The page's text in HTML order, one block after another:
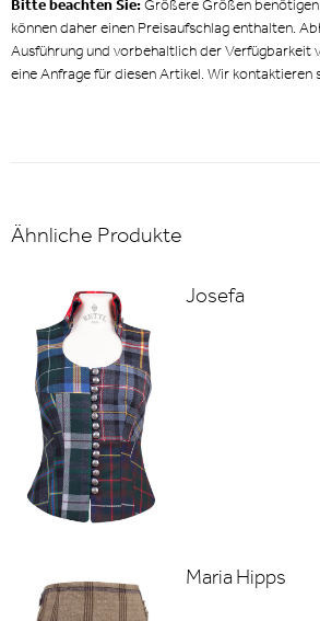
Bitte beachten Sie:Größere Größen
können daher einen Preisaufschlag enthalten.
Ausführung und vorbehaltlich der Verfügbarkeit
eine Anfrage für diesen Artikel. Wir kontaktieren
Ähnliche Produkte
Josefa
Maria Hipps